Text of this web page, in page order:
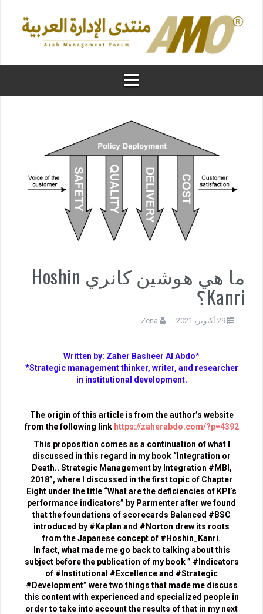
ما هي هوشين كانري Hoshin
Kanri؟
29 أكتوبر، 2021 Zena
Written by: Zaher Basheer Al Abdo*
*Strategic management thinker, writer, and researcher
in institutional development.
The origin of this article is from the author’s website
from the following linkhttps://zaherabdo.com/?p=4392
This proposition comes as a continuation of what I
discussed in this regard in my book “Integration or
Death.. Strategic Management by Integration #MBI,
2018”, where I discussed in the first topic of Chapter
Eight under the title “What are the deficiencies of KPI’s
performance indicators” by Parmenter after we found
that the foundations of scorecards Balanced #BSC
introduced by #Kaplan and #Norton drew its roots
from the Japanese concept of #Hoshin_Kanri.
In fact, what made me go back to talking about this
subject before the publication of my book ” #Indicators
of #Institutional #Excellence and #Strategic
#Development” were two things that made me discuss
this content with experienced and specialized people in
order to take into account the results of that in my next